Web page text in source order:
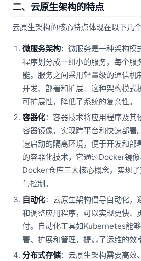
二、云原生架构的特点
云原生架构的核心特点体现在以下几个
微服务架构：微服务是一种架构模
程序划分成一组小的服务，每个服
能。服务之间采用轻量级的通信机
开发、部署和扩展。这种架构模式
可扩展性，降低了系统的复杂性。
容器化：容器技术将应用程序及其
容器镜像，实现跨平台和快速部署
速启动的隔离环境，便于开发和部
的容器化技术，它通过Docker镜
Docker仓库三大核心概念，实现
与控制。
自动化：云原生架构倡导自动化，
和调整应用程序，可以实现更快、
付。自动化工具如Kubernetes能
署、扩展和管理，提高了运维的效
分布式存储：云原生架构需要高效